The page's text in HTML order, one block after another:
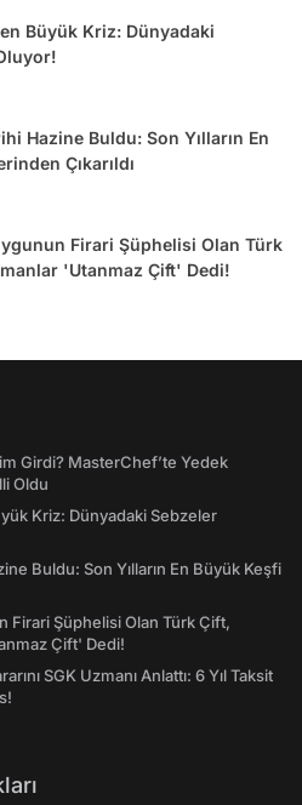
Büyük Kriz: Dünyadaki
Hazine Buldu: Son Yılların En
Çıkarıldı
Firari Şüphelisi Olan Türk
'Utanmaz Çift' Dedi!
Girdi? MasterChef’te Yedek
Oldu
Kriz: Dünyadaki Sebzeler
Buldu: Son Yılların En Büyük Keşfi
Firari Şüphelisi Olan Türk Çift,
Çift' Dedi!
SGK Uzmanı Anlattı: 6 Yıl Taksit